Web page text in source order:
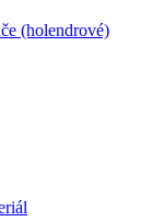
(holendrové)